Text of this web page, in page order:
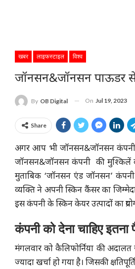
खबर लाइफस्टाइल विश्व
जॉनसन&जॉनसन पाऊडर
By OB Digital On Jul 19, 2023
Share
अगर आप भी जॉनसन&जॉनसन कंपनी
जॉनसन&जॉनसन कंपनी की मुश्किलें
मुताबिक ‘जॉनसन एंड जॉनसन’
व्यक्ति ने अपनी स्किन कैंसर का
इस कंपनी के स्किन केयर उत्पादों का
कंपनी को देना चाहिए इतना
मंगलवार को कैलिफोर्निया की अदालत
ज्यादा खर्चा हो गया है। जिसकी